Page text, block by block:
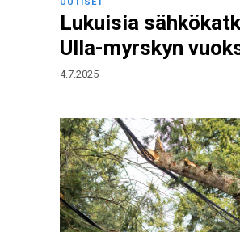
Lukuisia
Ulla-myrskyn
4.7.2025